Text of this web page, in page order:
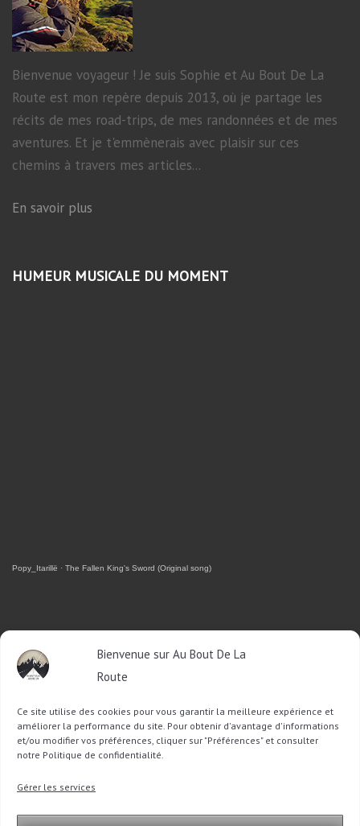
Bienvenue sur Au Bout De La
Route
Ce site utilise des cookies pour vous garantir la meilleure expérience et
améliorer la performance du site. Pour obtenir d'avantage d'informations
et/ou modifier vos préférences, cliquer sur "Préférences" et consulter
notre Politique de confidentialité.
Gérer les services
Bienvenue voyageur ! Je suis Sophie et Au Bout De La
Route est mon repère depuis 2013, où je partage les
récits de mes road-trips, de mes randonnées et de mes
aventures. Et je t'emmènerais avec plaisir sur ces
chemins à travers mes articles...
En savoir plus
HUMEUR MUSICALE DU MOMENT
Popy_Itarillë · The Fallen King's Sword (Original song)
RETROUVEZ-MOI SUR FACEBOOK
OU SUR TWITTER
Follow @Sophie_ABDLRTweet to @Sophie_ABDLR